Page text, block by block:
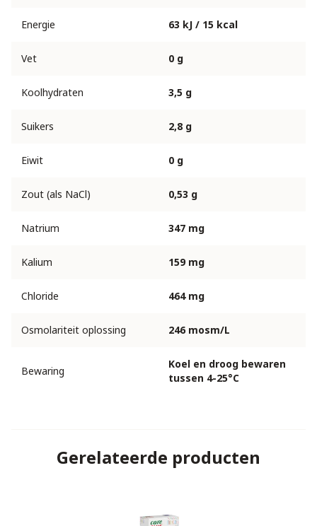
Energie 63 kJ / 15 kcal
Vet 0 g
Koolhydraten 3,5 g
Suikers 2,8 g
Eiwit 0 g
Zout (als NaCl) 0,53 g
Natrium 347 mg
Kalium 159 mg
Chloride 464 mg
Osmolariteit oplossing 246 mosm/L
Bewaring
Koel en droog bewaren
tussen 4-25°C
Gerelateerde producten